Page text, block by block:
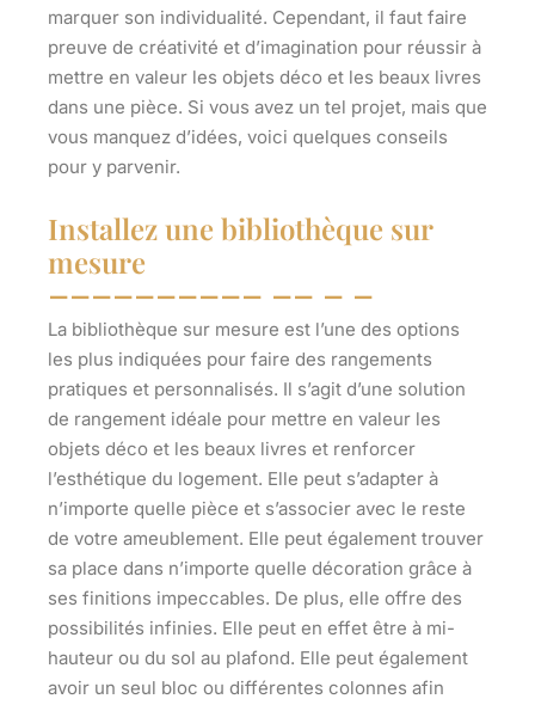
marquer son individualité. Cependant, il faut faire
preuve de créativité et d’imagination pour réussir à
mettre en valeur les objets déco et les beaux livres
dans une pièce. Si vous avez un tel projet, mais que
vous manquez d’idées, voici quelques conseils
pour y parvenir.
Installez une bibliothèque sur
mesure
La bibliothèque sur mesure est l’une des options
les plus indiquées pour faire des rangements
pratiques et personnalisés. Il s’agit d’une solution
de rangement idéale pour mettre en valeur les
objets déco et les beaux livres et renforcer
l’esthétique du logement. Elle peut s’adapter à
n’importe quelle pièce et s’associer avec le reste
de votre ameublement. Elle peut également trouver
sa place dans n’importe quelle décoration grâce à
ses finitions impeccables. De plus, elle offre des
possibilités infinies. Elle peut en effet être à mi-
hauteur ou du sol au plafond. Elle peut également
avoir un seul bloc ou différentes colonnes afin